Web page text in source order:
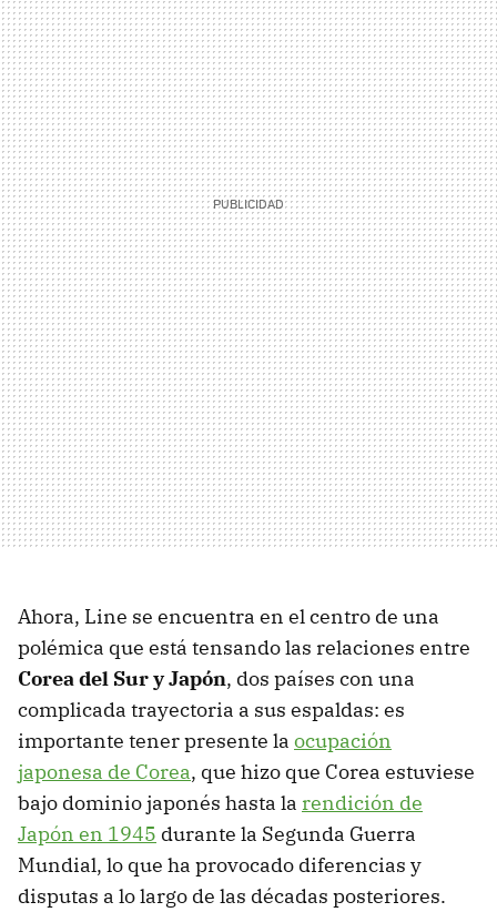
Ahora, Line se encuentra en el centro de una
polémica que está tensando las relaciones entre
Corea del Sur y Japón, dos países con una
complicada trayectoria a sus espaldas: es
importante tener presente la ocupación
japonesa de Corea, que hizo que Corea estuviese
bajo dominio japonés hasta la rendición de
Japón en 1945 durante la Segunda Guerra
Mundial, lo que ha provocado diferencias y
disputas a lo largo de las décadas posteriores.